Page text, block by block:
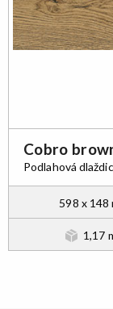
Cobro
Podlahová
598 x 148
1,17